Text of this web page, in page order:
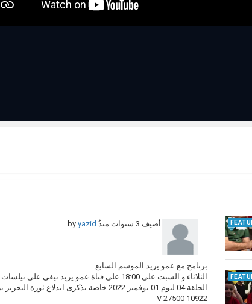
أضيف 3 سنوات منذُ yazid
برنامج مع عمو يزيد الموسم السابع
الثلاثاء و السبت على 18:00 على قناة عمو يزيد تيفي على نيلسات
الحلقة 04 ليوم 01 نوفمبر 2022 خاصة بذكرى اندلاع ثورة التحرير برعاية رامي
10922 V 27500